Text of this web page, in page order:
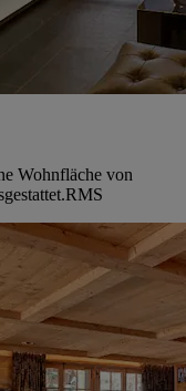
Wohnfläche von
RMS